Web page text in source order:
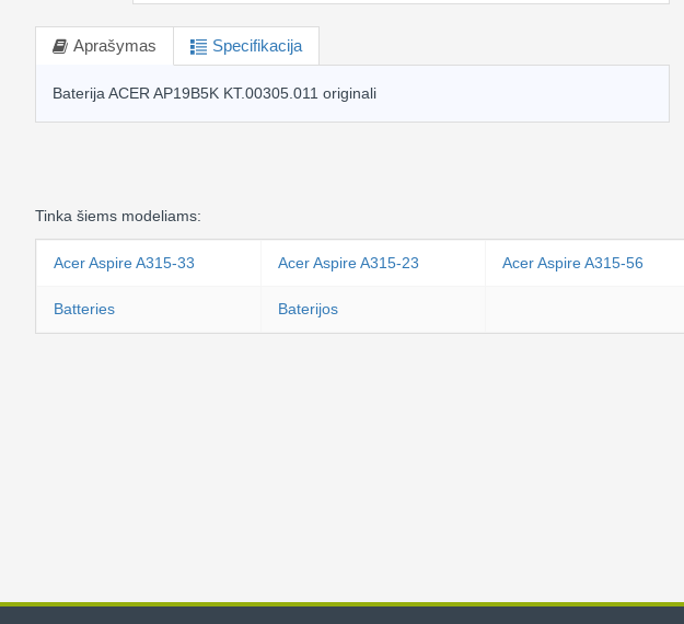
Aprašymas Specifikacija
Baterija ACER AP19B5K KT.00305.011 originali
Tinka šiems modeliams:
Acer Aspire A315-33 Acer Aspire A315-23 Acer Aspire A315-56
Batteries Baterijos